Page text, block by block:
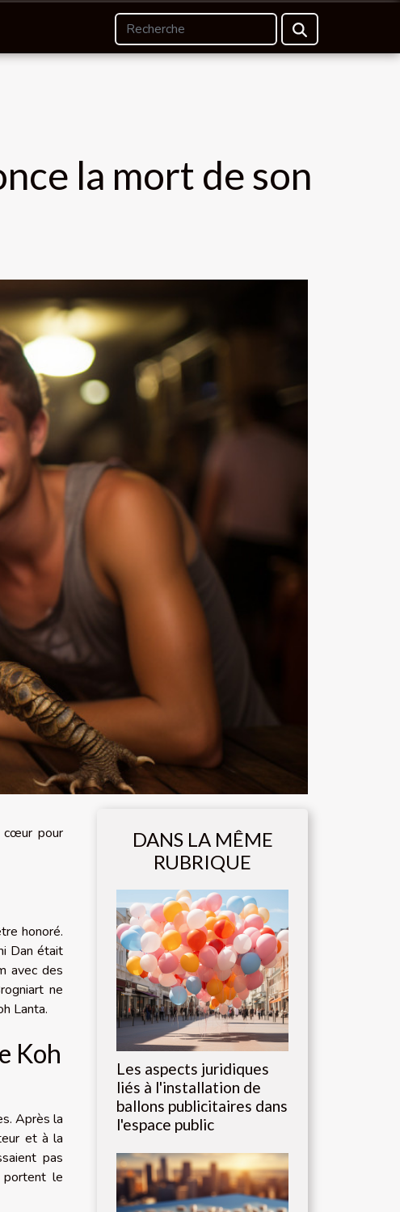
la mort de son
cœur pour
honoré.
Dan était
avec des
ne
Lanta.
Koh
Après la
et à la
pas
portent le
DANS LA MÊME
RUBRIQUE
Les aspects juridiques
liés à l'installation de
ballons publicitaires dans
l'espace public